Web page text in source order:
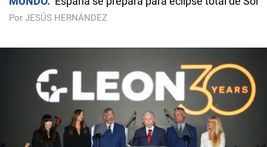
Por JESÚS HERNÁNDEZ